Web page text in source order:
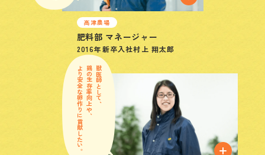
高津農場
肥料部 マネージャー
2016年新卒入社村上 翔太郎
獣医師として、
鶏の生存率向上や、
より安全な卵作りに貢献したい。